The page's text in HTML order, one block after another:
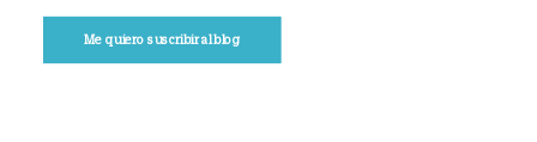
Me quiero suscribir al blog